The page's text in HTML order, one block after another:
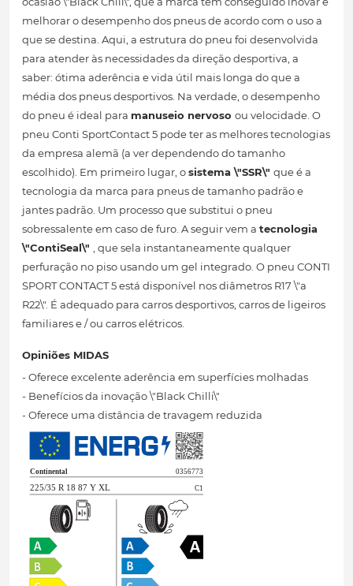
melhorar o desempenho dos pneus de acordo com o uso a
que se destina. Aqui, a estrutura do pneu foi desenvolvida
para atender às necessidades da direção desportiva, a
saber: ótima aderência e vida útil mais longa do que a
média dos pneus desportivos. Na verdade, o desempenho
do pneu é ideal para manuseio nervoso ou velocidade. O
pneu Conti SportContact 5 pode ter as melhores tecnologias
da empresa alemã (a ver dependendo do tamanho
escolhido). Em primeiro lugar, osistema \"SSR\" que é a
tecnologia da marca para pneus de tamanho padrão e
jantes padrão. Um processo que substitui o pneu
sobressalente em caso de furo. A seguir vem a tecnologia
\"ContiSeal\" , que sela instantaneamente qualquer
perfuração no piso usando um gel integrado. O pneu CONTI
SPORT CONTACT 5 está disponível nos diâmetros R17 \"a
R22\". É adequado para carros desportivos, carros de ligeiros
familiares e / ou carros elétricos.
Opiniões MIDAS
- Oferece excelente aderência em superfícies molhadas
- Benefícios da inovação \"Black Chilli\"
- Oferece uma distância de travagem reduzida